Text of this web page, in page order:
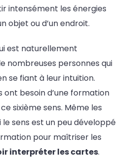
intensément les énergies
objet ou d’un endroit.
est naturellement
nombreuses personnes qui
se fiant à leur intuition.
ont besoin d’une formation
sixième sens. Même les
sens est un peu développé
pour maîtriser les
interpréter les cartes.